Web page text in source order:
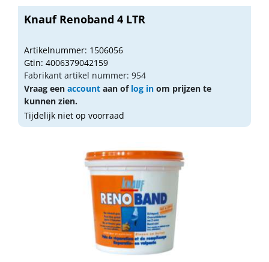
Knauf Renoband 4 LTR
Artikelnummer: 1506056
Gtin: 4006379042159
Fabrikant artikel nummer: 954
Vraag een account aan of log in om prijzen te
kunnen zien.
Tijdelijk niet op voorraad